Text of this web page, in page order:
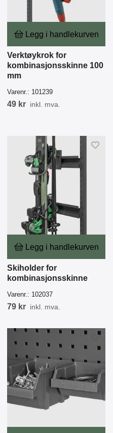
Legg i handlekurven
Verktøykrok for
kombinasjonsskinne 100
mm
Varenr.: 101239
49 kr inkl. mva.
Legg i handlekurven
Skiholder for
kombinasjonsskinne
Varenr.: 102037
79 kr inkl. mva.